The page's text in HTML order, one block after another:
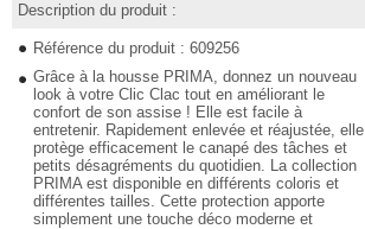
Description du produit :
Référence du produit : 609256
Grâce à la housse PRIMA, donnez un nouveau
look à votre Clic Clac tout en améliorant le
confort de son assise ! Elle est facile à
entretenir. Rapidement enlevée et réajustée, elle
protège efficacement le canapé des tâches et
petits désagréments du quotidien. La collection
PRIMA est disponible en différents coloris et
différentes tailles. Cette protection apporte
simplement une touche déco moderne et